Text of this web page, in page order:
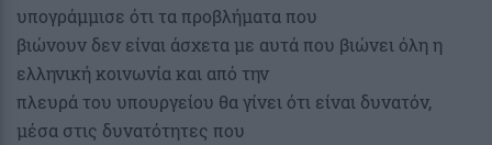
υπογράμμισε ότι τα προβλήματα που
βιώνουν δεν είναι άσχετα με αυτά που βιώνει όλη η
ελληνική κοινωνία και από την
πλευρά του υπουργείου θα γίνει ότι είναι δυνατόν,
μέσα στις δυνατότητες που